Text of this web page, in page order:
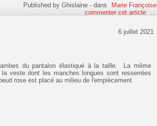
Published by Ghislaine -dans
Marie Françoise
commenter cet article
6 juillet 2021
du pantalon élastiqué à la taille. La même
veste dont les manches longues sont resserrées
rose est placé au milieu de l'empiècement.